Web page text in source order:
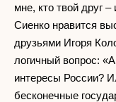
мне, кто твой друг
Сиенко нравится
друзьями Игоря
логичный вопрос:
интересы России?
бесконечные